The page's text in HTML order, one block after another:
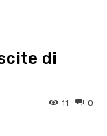
di
0
11